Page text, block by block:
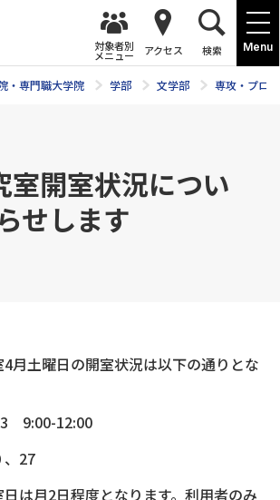
Menu
対象者別
メニュー アクセス 検索
・専門職大学院 学部 文学部 専攻・プロ
室開室状況につい
せします
月土曜日の開室状況は以下の通りとな
9:00-12:00
27
は月2日程度となります。利用者のみ